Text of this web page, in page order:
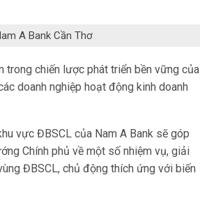
A Bank Cần Thơ
trong chiến lược phát triển bền vững của
doanh nghiệp hoạt động kinh doanh
vực ĐBSCL của Nam A Bank sẽ góp
Chính phủ về một số nhiệm vụ, giải
ĐBSCL, chủ động thích ứng với biến